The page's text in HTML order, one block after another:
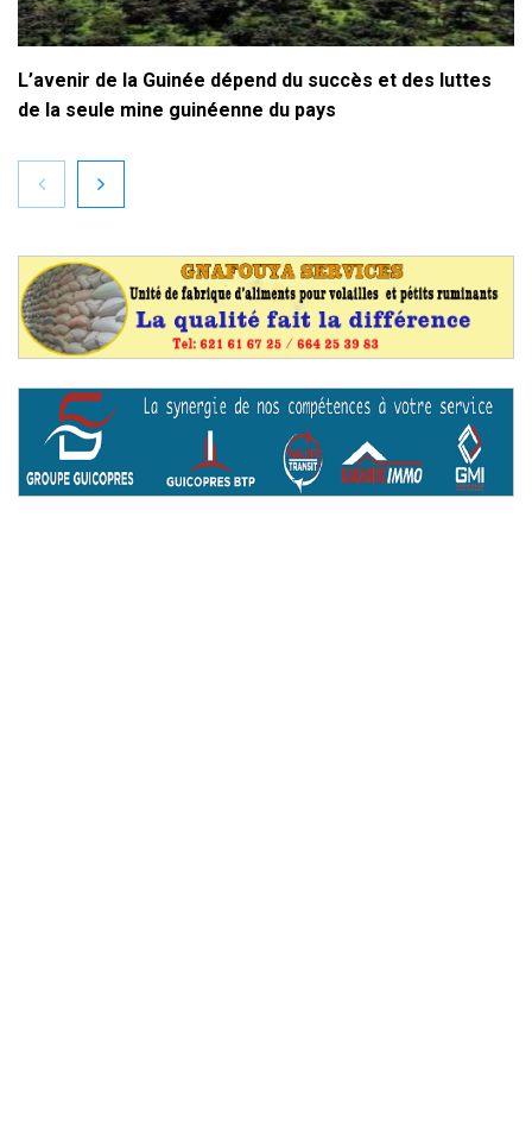
L’avenir de la Guinée dépend du succès et des luttes
de la seule mine guinéenne du pays